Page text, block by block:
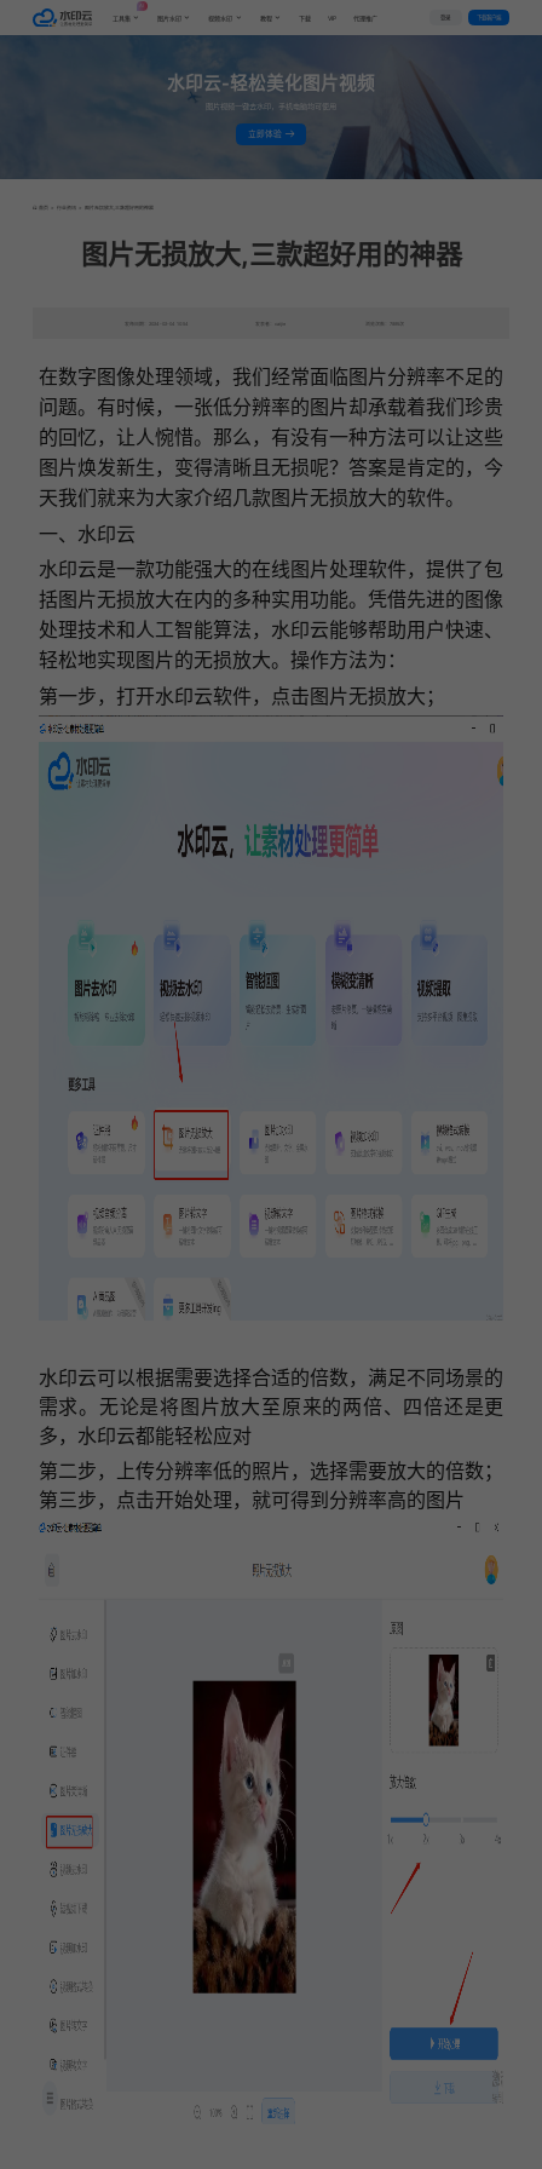
工具集 图片水印 视频水印 教程 下载 VIP 代理推广 登录 下载客户端
水印云-轻松美化图片视频
图片视频一键去水印，手机电脑均可使用
立即体验
首页 > 行业资讯 > 图片无损放大,三款超好用的神器
图片无损放大,三款超好用的神器
发布日期：2024-02-04 10:54 发表者：caijie 浏览次数：7895次
在数字图像处理领域，我们经常面临图片分辨率不足的
问题。有时候，一张低分辨率的图片却承载着我们珍贵
的回忆，让人惋惜。那么，有没有一种方法可以让这些
图片焕发新生，变得清晰且无损呢？答案是肯定的，今
天我们就来为大家介绍几款图片无损放大的软件。
一、水印云
水印云是一款功能强大的在线图片处理软件，提供了包
括图片无损放大在内的多种实用功能。凭借先进的图像
处理技术和人工智能算法，水印云能够帮助用户快速、
轻松地实现图片的无损放大。操作方法为：
第一步，打开水印云软件，点击图片无损放大；
水印云可以根据需要选择合适的倍数，满足不同场景的
需求。无论是将图片放大至原来的两倍、四倍还是更
多，水印云都能轻松应对
第二步，上传分辨率低的照片，选择需要放大的倍数；
第三步，点击开始处理，就可得到分辨率高的图片